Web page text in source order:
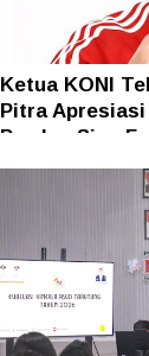
Ketua KONI
Pitra
Pemko, Siap